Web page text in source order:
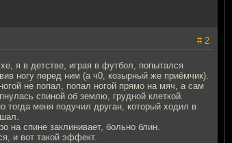
# 2
я в детстве, играя в футбол, попытался
ногу перед ним (а ч0, козырный же приёмчик).
не попал, попал ногой прямо на мяч, а сам
спиной об землю, грудной клеткой.
тогда меня подучил друган, который ходил в
на спине заклинивает, больно блин.
и вот такой эффект.